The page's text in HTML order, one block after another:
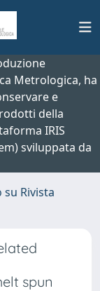
Metrologica, ha
e
della
IRIS
sviluppata da
Rivista
spun